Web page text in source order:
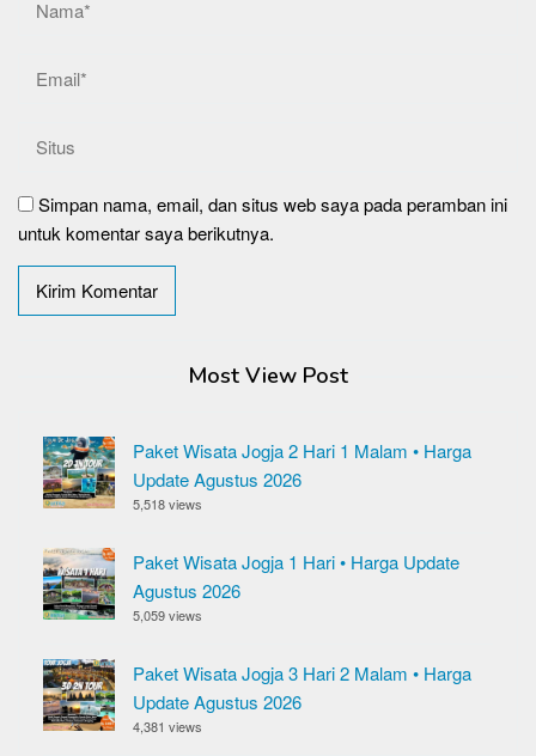
Simpan nama, email, dan situs web saya pada peramban ini
untuk komentar saya berikutnya.
Most View Post
Paket Wisata Jogja 2 Hari 1 Malam • Harga
Update Agustus 2026
5,518 views
Paket Wisata Jogja 1 Hari • Harga Update
Agustus 2026
5,059 views
Paket Wisata Jogja 3 Hari 2 Malam • Harga
Update Agustus 2026
4,381 views